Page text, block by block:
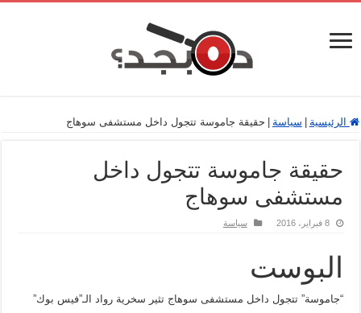
الرئيسية سياسة حقيقة جاموسة تتجول داخل مستشفى سوهاج
حقيقة جاموسة تتجول داخل
مستشفى سوهاج
8 فبراير، 2016 سياسة
البوست
“جاموسة” تتجول داخل مستشفى سوهاج تثير سخرية رواد الـ”فيس بوك”